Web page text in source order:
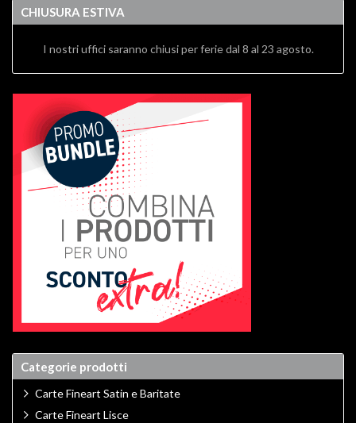
CHIUSURA ESTIVA
I nostri uffici saranno chiusi per ferie dal 8 al 23 agosto.
Categorie prodotti
Carte Fineart Satin e Baritate
Carte Fineart Lisce